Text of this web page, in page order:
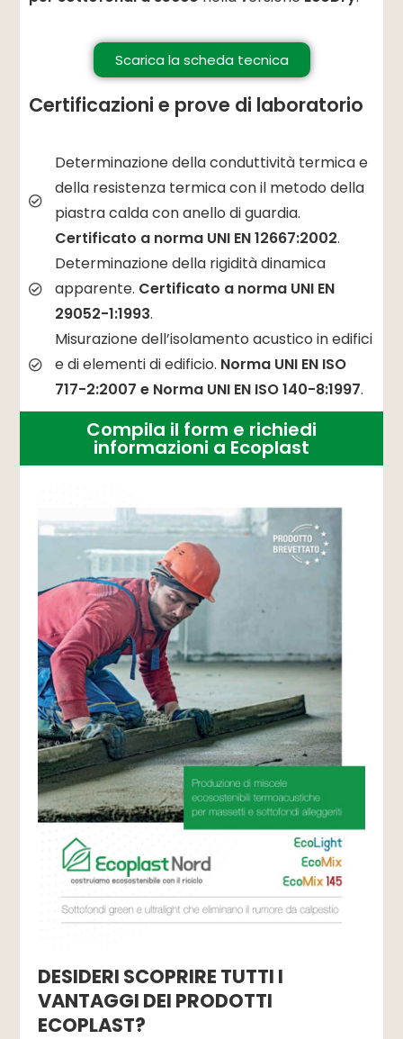
Scarica la scheda tecnica
Certificazioni e prove di laboratorio
Determinazione della conduttività termica e
della resistenza termica con il metodo della
piastra calda con anello di guardia.
Certificato a norma UNI EN 12667:2002.
Determinazione della rigidità dinamica
apparente. Certificato a norma UNI EN
29052-1:1993.
Misurazione dell’isolamento acustico in edifici
e di elementi di edificio. Norma UNI EN ISO
717-2:2007 e Norma UNI EN ISO 140-8:1997.
Compila il form e richiedi
informazioni a Ecoplast
DESIDERI SCOPRIRE TUTTI I
VANTAGGI DEI PRODOTTI
ECOPLAST?